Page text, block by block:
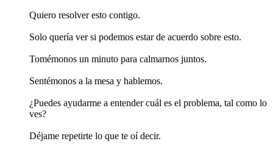
Quiero resolver esto contigo.
Solo quería ver si podemos estar de acuerdo sobre esto.
Tomémonos un minuto para calmarnos juntos.
Sentémonos a la mesa y hablemos.
¿Puedes ayudarme a entender cuál es el problema, tal como lo
ves?
Déjame repetirte lo que te oí decir.